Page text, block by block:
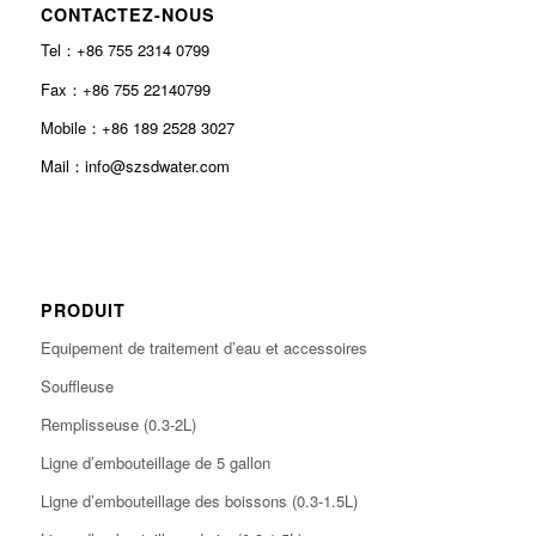
CONTACTEZ-NOUS
Tel：+86 755 2314 0799
Fax：+86 755 22140799
Mobile：+86 189 2528 3027
Mail：info@szsdwater.com
PRODUIT
Equipement de traitement d’eau et accessoires
Souffleuse
Remplisseuse (0.3-2L)
Ligne d’embouteillage de 5 gallon
Ligne d’embouteillage des boissons (0.3-1.5L)